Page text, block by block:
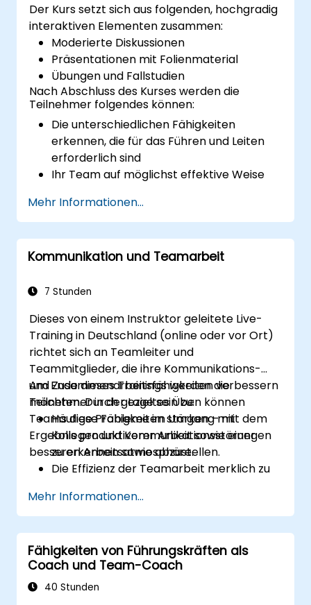
Der Kurs setzt sich aus folgenden, hochgradig
interaktiven Elementen zusammen:
Moderierte Diskussionen
Präsentationen mit Folienmaterial
Übungen und Fallstudien
Nach Abschluss des Kurses werden die
Teilnehmer folgendes können:
Die unterschiedlichen Fähigkeiten
erkennen, die für das Führen und Leiten
erforderlich sind
Ihr Team auf möglichst effektive Weise
Erklären, wie Veränderungen in ihrem
jeweiligen Arbeitsbereich erfolgreich
umgesetzt werden können
Die Leistung ihrer Mitarbeiter besser
Die gewünschten Ergebnisse erfolgreich
Umgang mit schwierigen Situationen im
Arbeitsumfeld sicher meistern
Mehr Informationen...
Kommunikation und Teamarbeit
7 Stunden
Dieses von einem Instruktor geleitete Live-
Training in Deutschland (online oder vor Ort)
richtet sich an Teamleiter und
Teammitglieder, die ihre Kommunikations-
und Zusammenarbeitsfähigkeiten verbessern
möchten. Durch gezieltes Üben können
Teams diese Fähigkeiten stärken – mit dem
Ergebnis produktiverer Arbeit sowie einer
besseren Arbeitsatmosphäre.
Am Ende dieses Trainings werden die
Teilnehmer in der Lage sein zu:
Häufige Probleme im Umgang mit
Kollegen und Kommunikationsstörungen
zu erkennen sowie abzustellen.
Die Effizienz der Teamarbeit merklich zu
Die individuellen wie kollektiven
Bedürfnisse des Teams besser zu
verstehen, um ihre eigenen Bemühungen
zielgerichtet einzusetzen.
Die Bedeutung der emotionalen
Intelligenz als Indikator und
Mehr Informationen...
Fähigkeiten von Führungskräften als
Coach und Team-Coach
40 Stunden